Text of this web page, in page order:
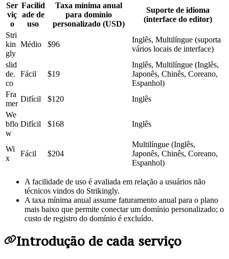
Ser
viç
o
Facilid
ade de
uso
Taxa mínima anual
para domínio
personalizado (USD)
Suporte de idioma
(interface do editor)
Stri
kin
gly
Médio $96
Inglês, Multilíngue (suporta
vários locais de interface)
slid
de.
co
Fácil $19
Inglês, Multilíngue (Inglês,
Japonês, Chinês, Coreano,
Espanhol)
Fra
mer
Difícil $120
Inglês
We
bflo
w
Difícil $168 Inglês
Wi
x
Fácil $204
Multilíngue (Inglês,
Japonês, Chinês, Coreano,
Espanhol)
A facilidade de uso é avaliada em relação a usuários não
técnicos vindos do Strikingly.
A taxa mínima anual assume faturamento anual para o plano
mais baixo que permite conectar um domínio personalizado; o
custo de registro do domínio é excluído.
Introdução de cada serviço